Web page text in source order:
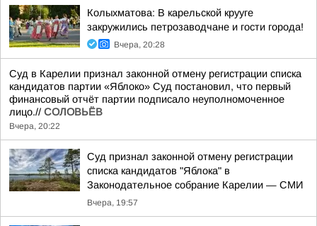
Колыхматова: В карельской крууге
закружились петрозаводчане и гости города!
Вчера, 20:28
Суд в Карелии признал законной отмену регистрации списка
кандидатов партии «Яблоко» Суд постановил, что первый
финансовый отчёт партии подписало неуполномоченное
лицо.// СОЛОВЬЁВ
Вчера, 20:22
Суд признал законной отмену регистрации
списка кандидатов "Яблока" в
Законодательное собрание Карелии — СМИ
Вчера, 19:57